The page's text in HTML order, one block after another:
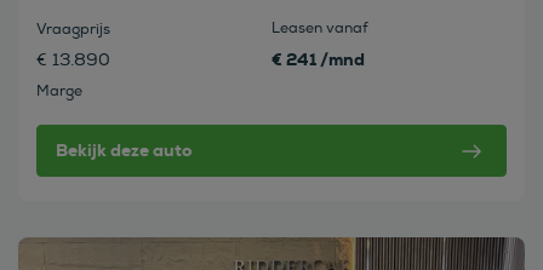
Vraagprijs
€ 13.890
Marge
Leasen vanaf
€ 241 /mnd
Bekijk deze auto